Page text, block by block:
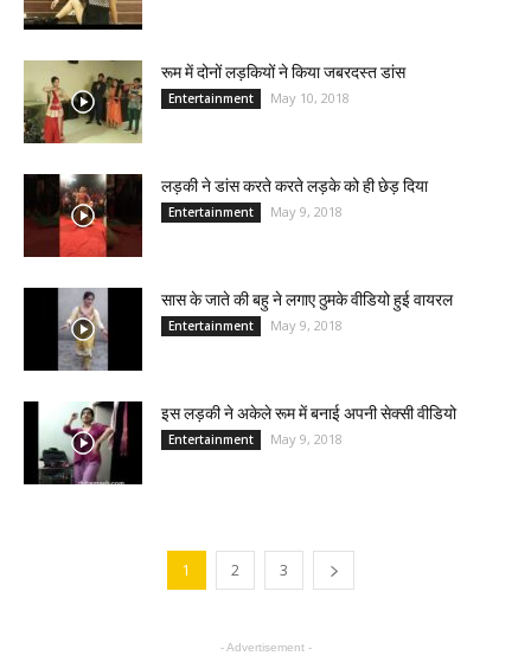
रूम में दोनों लड़कियों ने किया जबरदस्त डांस
Entertainment May 10, 2018
लड़की ने डांस करते करते लड़के को ही छेड़ दिया
Entertainment May 9, 2018
सास के जाते की बहु ने लगाए ठुमके वीडियो हुई वायरल
Entertainment May 9, 2018
इस लड़की ने अकेले रूम में बनाई अपनी सेक्सी वीडियो
Entertainment May 9, 2018
1 2 3
- Advertisement -